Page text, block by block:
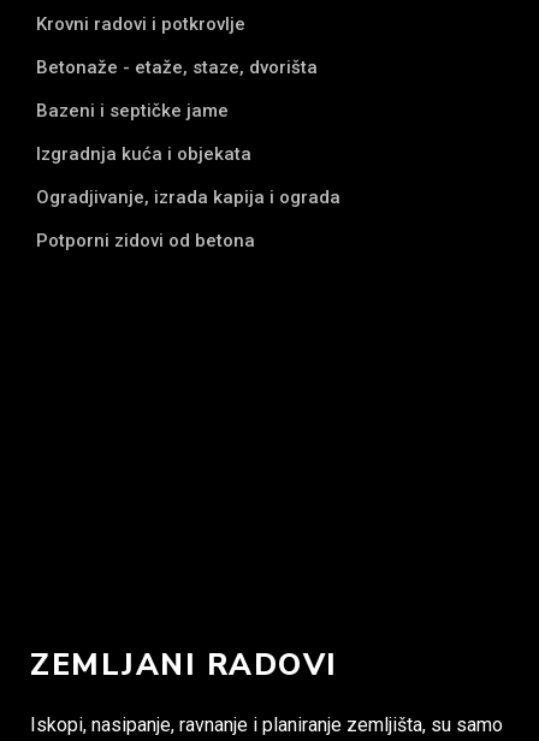
Krovni radovi i potkrovlje
Betonaže - etaže, staze, dvorišta
Bazeni i septičke jame
Izgradnja kuća i objekata
Ogradjivanje, izrada kapija i ograda
Potporni zidovi od betona
ZEMLJANI RADOVI
Iskopi, nasipanje, ravnanje i planiranje zemljišta, su samo